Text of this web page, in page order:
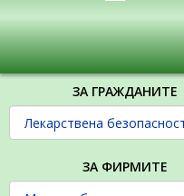
ЗА ГРАЖДАНИТЕ
ЗА ФИРМИТЕ